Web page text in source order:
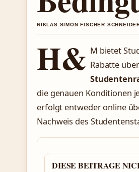
NIKLAS SIMON FISCHER
H& M bietet
Rabatte
die genauen Konditionen
erfolgt entweder online
Nachweis des
DIESE BEITRAGE